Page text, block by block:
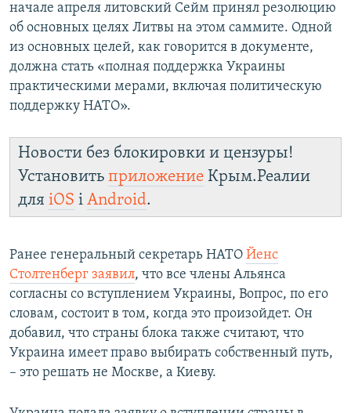
начале апреля литовский Сейм принял резолюцию
об основных целях Литвы на этом саммите. Одной
из основных целей, как говорится в документе,
должна стать «полная поддержка Украины
практическими мерами, включая политическую
поддержку НАТО».
Новости без блокировки и цензуры!
Установить приложение Крым.Реалии
для iOS і Android.
Ранее генеральный секретарь НАТО Йенс
Столтенберг заявил, что все члены Альянса
согласны со вступлением Украины, Вопрос, по его
словам, состоит в том, когда это произойдет. Он
добавил, что страны блока также считают, что
Украина имеет право выбирать собственный путь,
– это решать не Москве, а Киеву.